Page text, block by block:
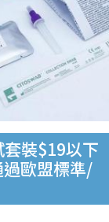
套裝$19以下
歐盟標準/